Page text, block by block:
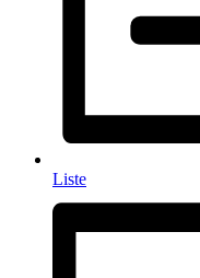
Liste